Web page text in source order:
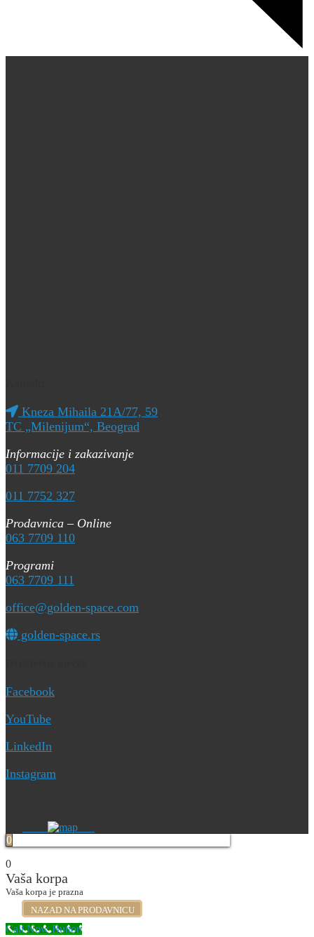
Kneza Mihaila 21A/77, 59
TC „Milenijum“, Beograd
Informacije i zakazivanje
011 7709 204
011 7752 327
Prodavnica – Online
063 7709 110
Programi
063 7709 111
office@golden-space.com
golden-space.rs
Facebook
YouTube
LinkedIn
Instagram
0
0
Vaša korpa
Vaša korpa je prazna
NAZAD NA PRODAVNICU
Call Now Button